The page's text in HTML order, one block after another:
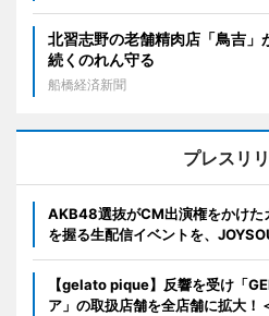
北習志野の老舗精肉店「鳥吉
続くのれん守る
船橋経済新聞
プレスリ
AKB48選抜がCM出演権をかけた
を握る生配信イベントを、
【gelato pique】反響を受け「
ア」の取扱店舗を全店舗に拡大！